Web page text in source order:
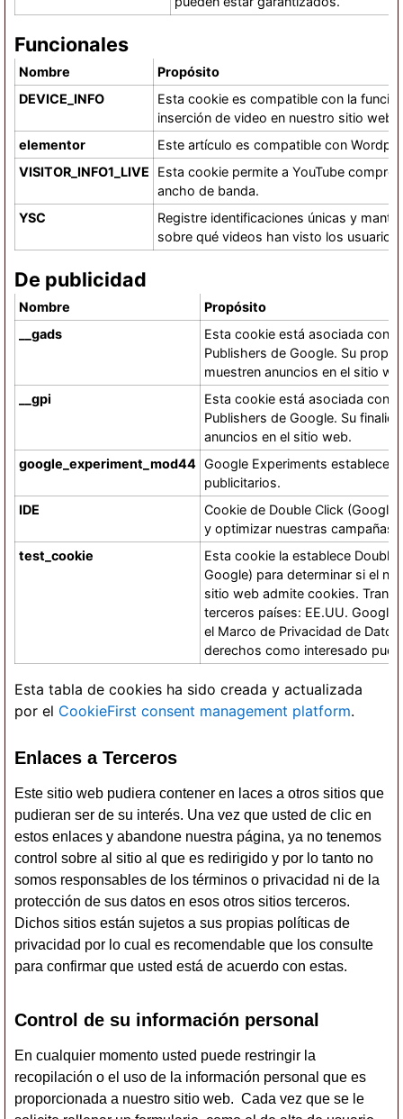
Funcionales
Nombre
Propósito
DEVICE_INFO
Esta cookie es compatible con la
inserción de video en nuestro sitio web.
elementor
Este artículo es compatible con
VISITOR_INFO1_LIVE
Esta cookie permite a YouTube
ancho de banda.
YSC
Registre identificaciones únicas y
sobre qué videos han visto los usuarios
De publicidad
Nombre
Propósito
__gads
Esta cookie está asociada con
Publishers de Google. Su
muestren anuncios en el sitio
__gpi
Esta cookie está asociada con
Publishers de Google. Su
anuncios en el sitio web.
google_experiment_mod44 Google Experiments establece
publicitarios.
IDE
Cookie de Double Click
y optimizar nuestras campañas
test_cookie
Esta cookie la establece
Google) para determinar si el
sitio web admite cookies.
terceros países: EE.UU. Google
el Marco de Privacidad de
derechos como interesado
Esta tabla de cookies ha sido creada y actualizada
por el CookieFirst consent management platform.
Enlaces a Terceros
Este sitio web pudiera contener en laces a otros sitios que
pudieran ser de su interés. Una vez que usted de clic en
estos enlaces y abandone nuestra página, ya no tenemos
control sobre al sitio al que es redirigido y por lo tanto no
somos responsables de los términos o privacidad ni de la
protección de sus datos en esos otros sitios terceros.
Dichos sitios están sujetos a sus propias políticas de
privacidad por lo cual es recomendable que los consulte
para confirmar que usted está de acuerdo con estas.
Control de su información personal
En cualquier momento usted puede restringir la
recopilación o el uso de la información personal que es
proporcionada a nuestro sitio web. Cada vez que se le